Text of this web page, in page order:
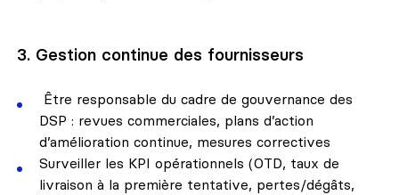
3. Gestion continue des fournisseurs
Être responsable du cadre de gouvernance des
DSP : revues commerciales, plans d’action
d’amélioration continue, mesures correctives
Surveiller les KPI opérationnels (OTD, taux de
livraison à la première tentative, pertes/dégâts,